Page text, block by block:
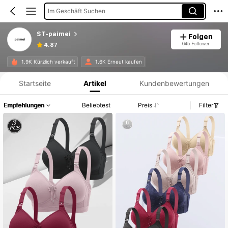
Im Geschäft Suchen
ST-paimei
4.87
Folgen
645 Follower
1.9K Kürzlich verkauft 1.6K Erneut kaufen
Produktinformation: Preisangabe, Verkaufs- und Lagerbestandsdetails.
Startseite Artikel Kundenbewertungen
Empfehlungen Beliebtest Preis Filter